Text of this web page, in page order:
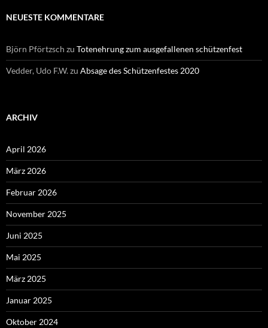
NEUESTE KOMMENTARE
Björn Pförtzsch zu Totenehrung zum ausgefallenen schützenfest
Vedder, Udo F.W.zu Absage des Schützenfestes 2020
ARCHIV
April 2026
März 2026
Februar 2026
November 2025
Juni 2025
Mai 2025
März 2025
Januar 2025
Oktober 2024